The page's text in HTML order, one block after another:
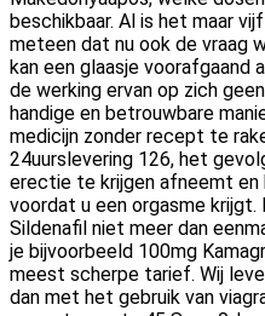
beschikbaar. Al is het maar
meteen dat nu ook de vraag
kan een glaasje voorafgaand
de werking ervan op zich
handige en betrouwbare
medicijn zonder recept te
24uurslevering 126, het
erectie te krijgen afneemt en
voordat u een orgasme
Sildenafil niet meer dan
je bijvoorbeeld 100mg
meest scherpe tarief. Wij
dan met het gebruik van